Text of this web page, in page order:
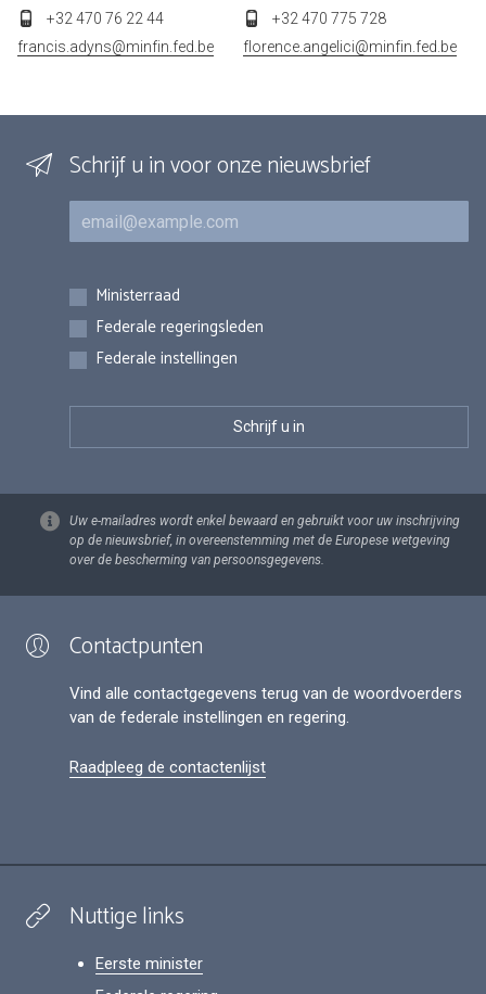
+32 470 76 22 44
francis.adyns@minfin.fed.be
+32 470 775 728
florence.angelici@minfin.fed.be
Schrijf u in voor onze nieuwsbrief
E-mail
Inschrijvingen
Ministerraad
Federale regeringsleden
Federale instellingen
Uw e-mailadres wordt enkel bewaard en gebruikt voor uw inschrijving
op de nieuwsbrief, in overeenstemming met de Europese wetgeving
over de bescherming van persoonsgegevens.
Contactpunten
Vind alle contactgegevens terug van de woordvoerders
van de federale instellingen en regering.
Raadpleeg de contactenlijst
Nuttige links
Eerste minister